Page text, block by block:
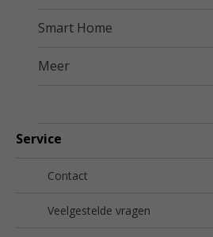
Smart Home
Meer
Service
Contact
Veelgestelde vragen